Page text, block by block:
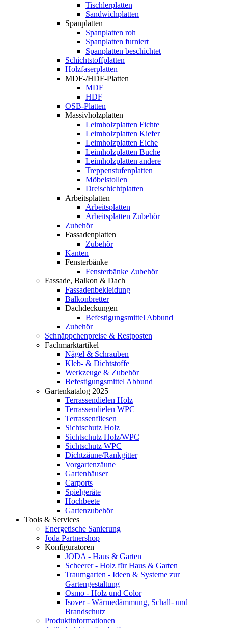
Tischlerplatten
Sandwichplatten
Spanplatten
Spanplatten roh
Spanplatten furniert
Spanplatten beschichtet
Schichtstoffplatten
Holzfaserplatten
MDF-/HDF-Platten
MDF
HDF
OSB-Platten
Massivholzplatten
Leimholzplatten Fichte
Leimholzplatten Kiefer
Leimholzplatten Eiche
Leimholzplatten Buche
Leimholzplatten andere
Treppenstufenplatten
Möbelstollen
Dreischichtplatten
Arbeitsplatten
Arbeitsplatten
Arbeitsplatten Zubehör
Zubehör
Fassadenplatten
Zubehör
Kanten
Fensterbänke
Fensterbänke Zubehör
Fassade, Balkon & Dach
Fassadenbekleidung
Balkonbretter
Dachdeckungen
Befestigungsmittel Abbund
Zubehör
Schnäppchenpreise & Restposten
Fachmarktartikel
Nägel & Schrauben
Kleb- & Dichtstoffe
Werkzeuge & Zubehör
Befestigungsmittel Abbund
Gartenkatalog 2025
Terrassendielen Holz
Terrassendielen WPC
Terrassenfliesen
Sichtschutz Holz
Sichtschutz Holz/WPC
Sichtschutz WPC
Dichtzäune/Rankgitter
Vorgartenzäune
Gartenhäuser
Carports
Spielgeräte
Hochbeete
Gartenzubehör
Tools & Services
Energetische Sanierung
Joda Partnershop
Konfiguratoren
JODA - Haus & Garten
Scheerer - Holz für Haus & Garten
Traumgarten - Ideen & Systeme zur
Gartengestaltung
Osmo - Holz und Color
Isover - Wärmedämmung, Schall- und
Brandschutz
Produktinformationen